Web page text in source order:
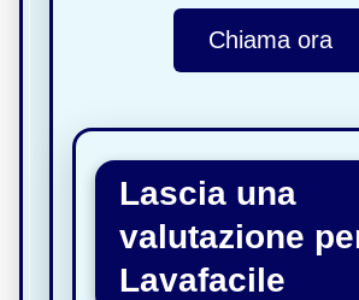
Chiama ora
Lascia una
valutazione
Lavafacile